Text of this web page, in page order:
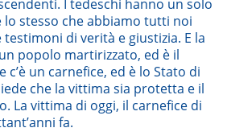
I tedeschi hanno un solo
lo stesso che abbiamo tutti noi
di verità e giustizia. E la
popolo martirizzato, ed è il
c’è un carnefice, ed è lo Stato di
che la vittima sia protetta e il
La vittima di oggi, il carnefice di
fa.